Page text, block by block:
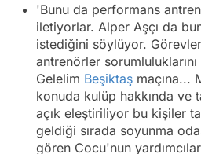
'Bunu da performans
iletiyorlar. Alper Aşçı da
istediğini söylüyor.
antrenörler
Gelelim Beşiktaş maçına...
konuda kulüp hakkında ve
açık eleştiriliyor bu kişiler
geldiği sırada soyunma
gören Cocu'nun